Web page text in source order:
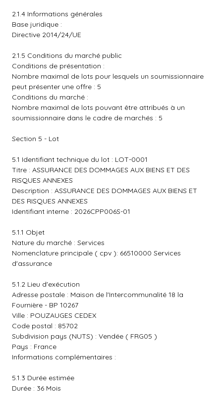
2.1.4 Informations générales
Base juridique :
Directive 2014/24/UE
2.1.5 Conditions du marché public
Conditions de présentation :
Nombre maximal de lots pour lesquels un soumissionnaire
peut présenter une offre : 5
Conditions du marché :
Nombre maximal de lots pouvant être attribués à un
soumissionnaire dans le cadre de marchés : 5
Section 5 - Lot
5.1 Identifiant technique du lot : LOT-0001
Titre : ASSURANCE DES DOMMAGES AUX BIENS ET DES
RISQUES ANNEXES
Description : ASSURANCE DES DOMMAGES AUX BIENS ET
DES RISQUES ANNEXES
Identifiant interne : 2026CPP006S-01
5.1.1 Objet
Nature du marché : Services
Nomenclature principale ( cpv ): 66510000 Services
d'assurance
5.1.2 Lieu d'exécution
Adresse postale : Maison de l'Intercommunalité 18 la
Fournière - BP 10267
Ville : POUZAUGES CEDEX
Code postal : 85702
Subdivision pays (NUTS) : Vendée ( FRG05 )
Pays : France
Informations complémentaires :
5.1.3 Durée estimée
Durée : 36 Mois